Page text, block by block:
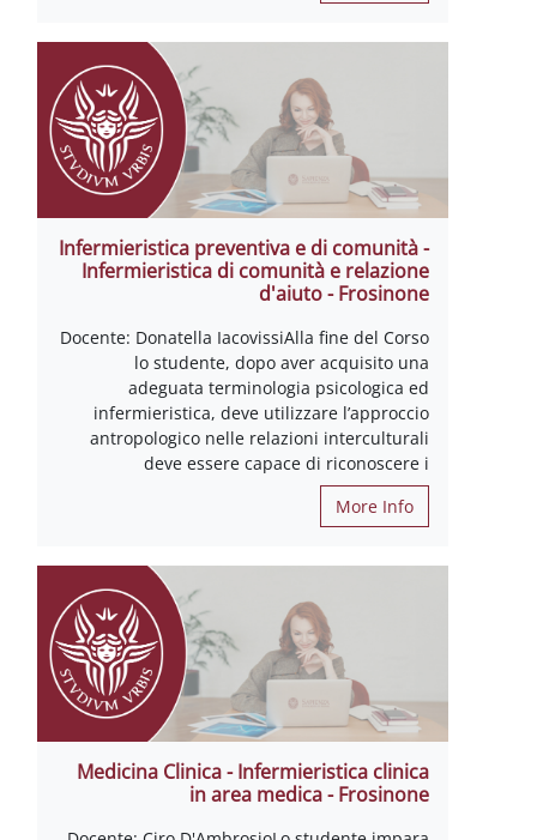
Infermieristica preventiva e di comunità -
Infermieristica di comunità e relazione
d'aiuto - Frosinone
Docente: Donatella IacovissiAlla fine del Corso
lo studente, dopo aver acquisito una
adeguata terminologia psicologica ed
infermieristica, deve utilizzare l’approccio
antropologico nelle relazioni interculturali
deve essere capace di riconoscere i
More Info
Medicina Clinica - Infermieristica clinica
in area medica - Frosinone